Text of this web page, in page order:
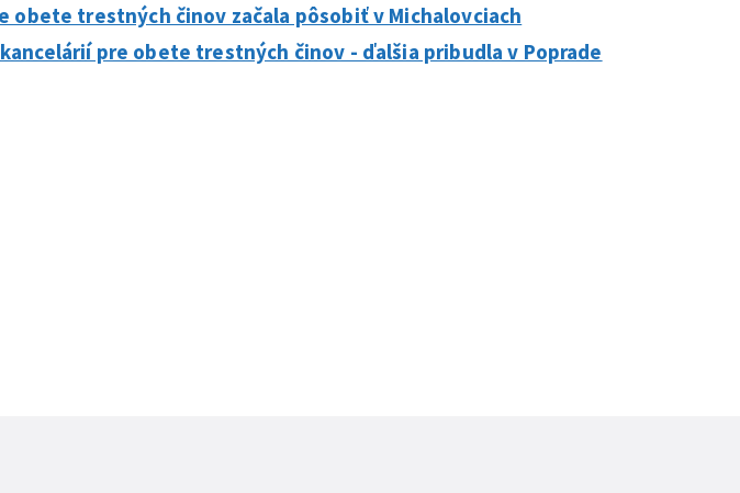
obete trestných činov začala pôsobiť v Michalovciach
pre obete trestných činov - ďalšia pribudla v Poprade